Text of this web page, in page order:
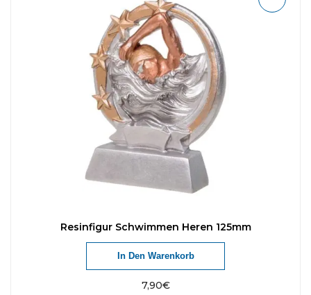
Resinfigur Schwimmen Heren 125mm
7,90€
In Den Warenkorb